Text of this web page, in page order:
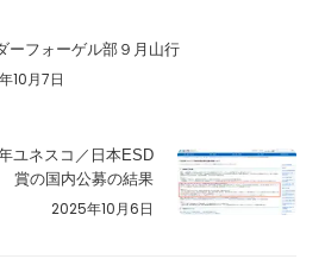
ーフォーゲル部９月山行
10月7日
ユネスコ／日本ESD
賞の国内公募の結果
2025年10月6日